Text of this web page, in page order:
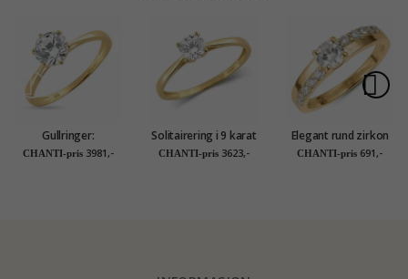
Gullringer:
solitairering i 9 karat
CHANTI-pris 3981,-
Solitairering i 9 karat
gull - Gold Collection
CHANTI-pris 3623,-
Elegant rund zirkon
ring i forgylt sølv
CHANTI-pris 691,-